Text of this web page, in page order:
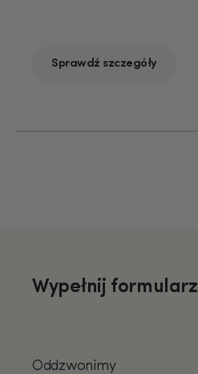
Sprawdź szczegóły
Wypełnij formularz
Oddzwonimy